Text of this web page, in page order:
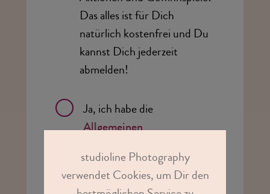
Das alles ist für Dich
natürlich kostenfrei und Du
kannst Dich jederzeit
abmelden!
Ja, ich habe die
Allgemeinen
gelesen und akzeptiert.*
studioline Photography
verwendet Cookies, um Dir den